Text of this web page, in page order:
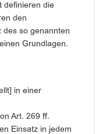
definieren die
den
des so genannten
Grundlagen.
in einer
Art. 269 ff.
Einsatz in jedem